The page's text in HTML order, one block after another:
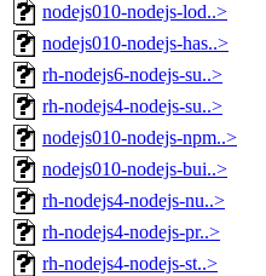
nodejs010-nodejs-lod..>
nodejs010-nodejs-has..>
rh-nodejs6-nodejs-su..>
rh-nodejs4-nodejs-su..>
nodejs010-nodejs-npm..>
nodejs010-nodejs-bui..>
rh-nodejs4-nodejs-nu..>
rh-nodejs4-nodejs-pr..>
rh-nodejs4-nodejs-st..>